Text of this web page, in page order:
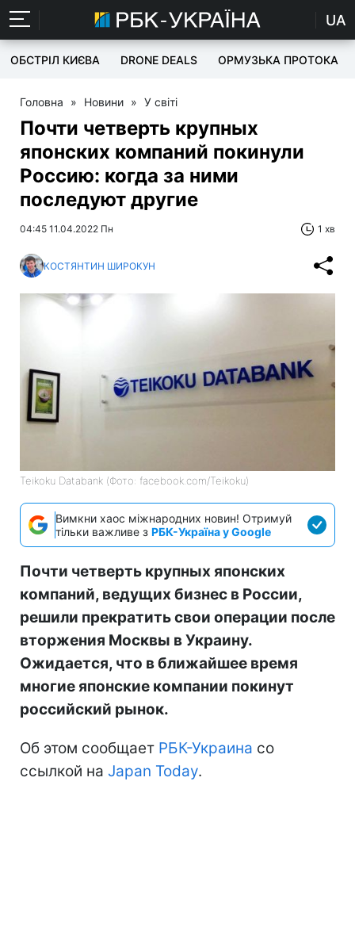
UA
ОБСТРІЛ КИЄВА DRONE DEALS ОРМУЗЬКА ПРОТОКА
Головна » Новини » У світі
Почти четверть крупных
японских компаний покинули
Россию: когда за ними
последуют другие
04:45 11.04.2022 Пн 1 хв
КОСТЯНТИН ШИРОКУН
Teikoku Databank (Фото: facebook.com/Teikoku)
Вимкни хаос міжнародних новин! Отримуй
тільки важливе з РБК-Україна у Google
Почти четверть крупных японских
компаний, ведущих бизнес в России,
решили прекратить свои операции после
вторжения Москвы в Украину.
Ожидается, что в ближайшее время
многие японские компании покинут
российский рынок.
Об этом сообщает РБК-Украина со
ссылкой на Japan Today.